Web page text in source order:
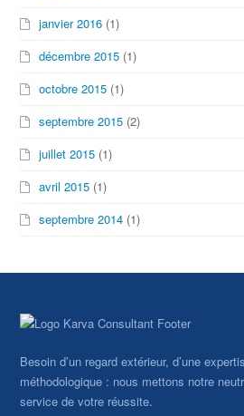
janvier 2016 (1)
décembre 2015 (1)
octobre 2015 (1)
septembre 2015 (2)
juillet 2015 (1)
avril 2015 (1)
septembre 2014 (1)
Besoin d’un regard extérieur, d’une
méthodologique : nous mettons notre
service de votre réussite.